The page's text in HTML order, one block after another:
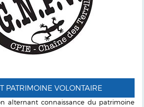
PATRIMOINE VOLONTAIRE
alternant connaissance du patrimoine